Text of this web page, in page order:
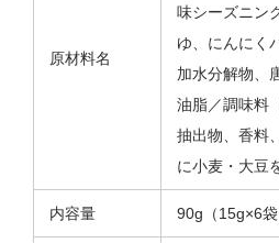
原材料名
味シーズニン
ゆ、にんにく
加水分解物、
油脂／調味料
抽出物、香料
に小麦・大豆
内容量 90g（15g×6袋